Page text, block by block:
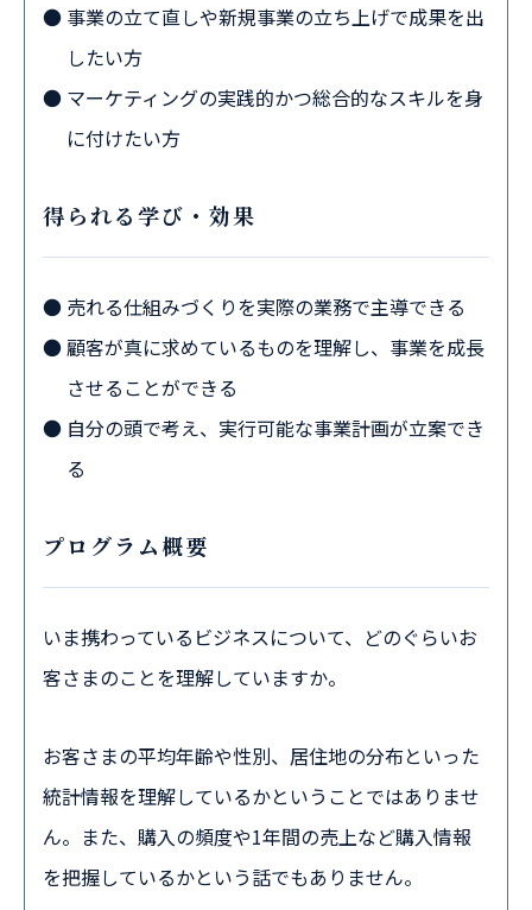
事業の立て直しや新規事業の立ち上げで成果を出
したい方
マーケティングの実践的かつ総合的なスキルを身
に付けたい方
得られる学び・効果
売れる仕組みづくりを実際の業務で主導できる
顧客が真に求めているものを理解し、事業を成長
させることができる
自分の頭で考え、実行可能な事業計画が立案でき
る
プログラム概要
いま携わっているビジネスについて、どのぐらいお
客さまのことを理解していますか。
お客さまの平均年齢や性別、居住地の分布といった
統計情報を理解しているかということではありませ
ん。また、購入の頻度や1年間の売上など購入情報
を把握しているかという話でもありません。